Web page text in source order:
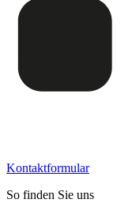
Kontaktformular
So finden Sie uns